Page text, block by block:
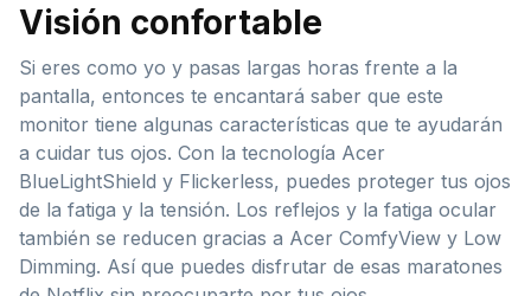
Visión confortable
Si eres como yo y pasas largas horas frente a la
pantalla, entonces te encantará saber que este
monitor tiene algunas características que te ayudarán
a cuidar tus ojos. Con la tecnología Acer
BlueLightShield y Flickerless, puedes proteger tus ojos
de la fatiga y la tensión. Los reflejos y la fatiga ocular
también se reducen gracias a Acer ComfyView y Low
Dimming. Así que puedes disfrutar de esas maratones